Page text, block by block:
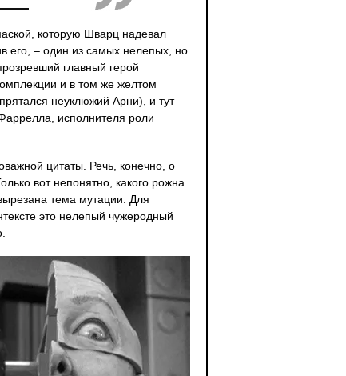
которую Шварц надевал
его, – один из самых нелепых, но
главный герой
и в том же желтом
неуклюжий Арни), и тут –
исполнителя роли
цитаты. Речь, конечно, о
вот непонятно, какого рожна
тема мутации. Для
это нелепый чужеродный